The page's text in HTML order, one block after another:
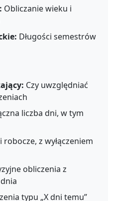
Obliczanie wieku i
Długości semestrów
Czy uwzględniać
liczba dni, w tym
robocze, z wyłączeniem
obliczenia z
typu „X dni temu”